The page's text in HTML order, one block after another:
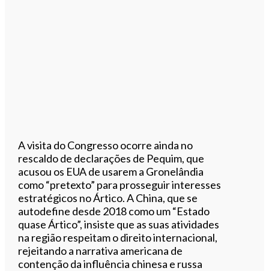
A visita do Congresso ocorre ainda no
rescaldo de declarações de Pequim, que
acusou os EUA de usarem a Gronelândia
como “pretexto” para prosseguir interesses
estratégicos no Ártico. A China, que se
autodefine desde 2018 como um “Estado
quase Ártico”, insiste que as suas atividades
na região respeitam o direito internacional,
rejeitando a narrativa americana de
contenção da influência chinesa e russa